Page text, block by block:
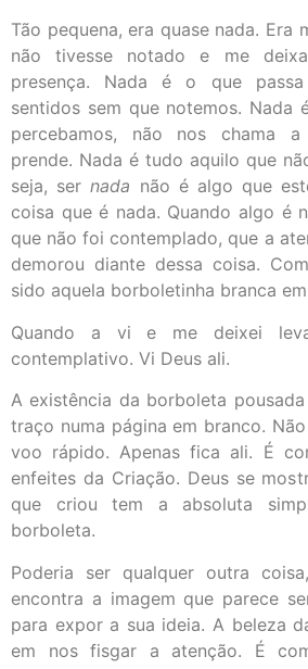
Tão pequena, era quase nada. Era
não tivesse notado e me
presença. Nada é o que
sentidos sem que notemos. Nada
percebamos, não nos chama
prende. Nada é tudo aquilo que
seja, sernada não é algo que
coisa que é nada. Quando algo é
que não foi contemplado, que a
demorou diante dessa coisa.
sido aquela borboletinha branca
Quando a vi e me deixei
contemplativo. Vi Deus ali.
A existência da borboleta
traço numa página em branco.
voo rápido. Apenas fica ali. É
enfeites da Criação. Deus se
que criou tem a absoluta
borboleta.
Poderia ser qualquer outra
encontra a imagem que parece
para expor a sua ideia. A beleza
em nos fisgar a atenção. É